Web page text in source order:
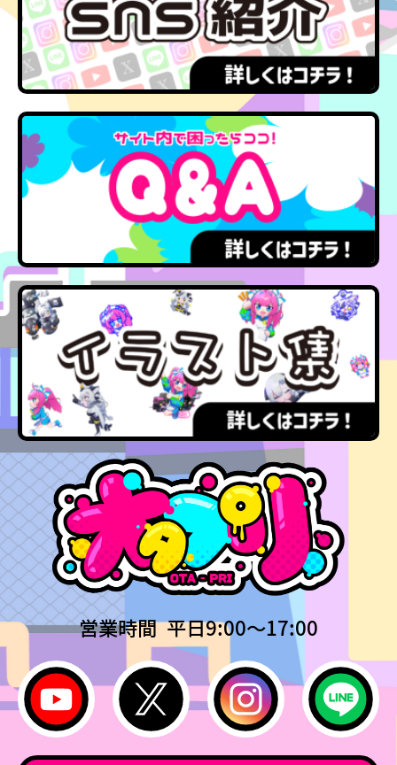
営業時間 平日9:00〜17:00